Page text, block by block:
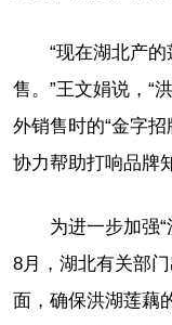
“现在湖北产的
售。”王文娟说，“
外销售时的“金字
协力帮助打响品牌
为进一步加强
8月，湖北有关部
面，确保洪湖莲藕